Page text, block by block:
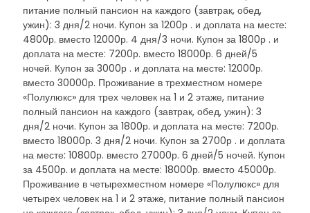
питание полный пансион на каждого (завтрак, обед,
ужин): 3 дня/2 ночи. Купон за 1200р . и доплата на месте:
4800р. вместо 12000р. 4 дня/3 ночи. Купон за 1800р . и
доплата на месте: 7200р. вместо 18000р. 6 дней/5
ночей. Купон за 3000р . и доплата на месте: 12000р.
вместо 30000р. Проживание в трехместном номере
«Полулюкс» для трех человек на 1 и 2 этаже, питание
полный пансион на каждого (завтрак, обед, ужин): 3
дня/2 ночи. Купон за 1800р. и доплата на месте: 7200р.
вместо 18000р. 3 дня/2 ночи. Купон за 2700р . и доплата
на месте: 10800р. вместо 27000р. 6 дней/5 ночей. Купон
за 4500р. и доплата на месте: 18000р. вместо 45000р.
Проживание в четырехместном номере «Полулюкс» для
четырех человек на 1 и 2 этаже, питание полный пансион